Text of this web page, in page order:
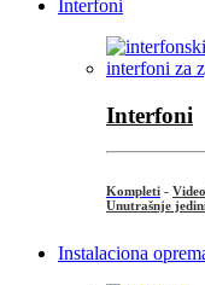
Interfoni
Interfoni
Kompleti -
Unutrašnje
Instalaciona